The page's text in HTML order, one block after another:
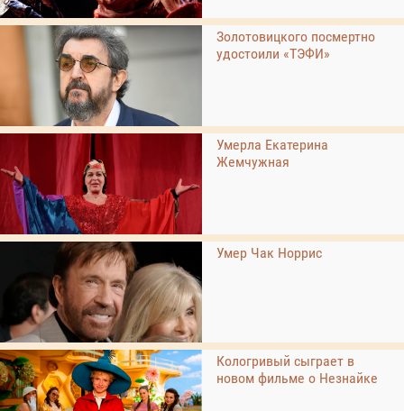
Золотовицкого посмертно
удостоили «ТЭФИ»
Умерла Екатерина
Жемчужная
Умер Чак Норрис
Кологривый сыграет в
новом фильме о Незнайке